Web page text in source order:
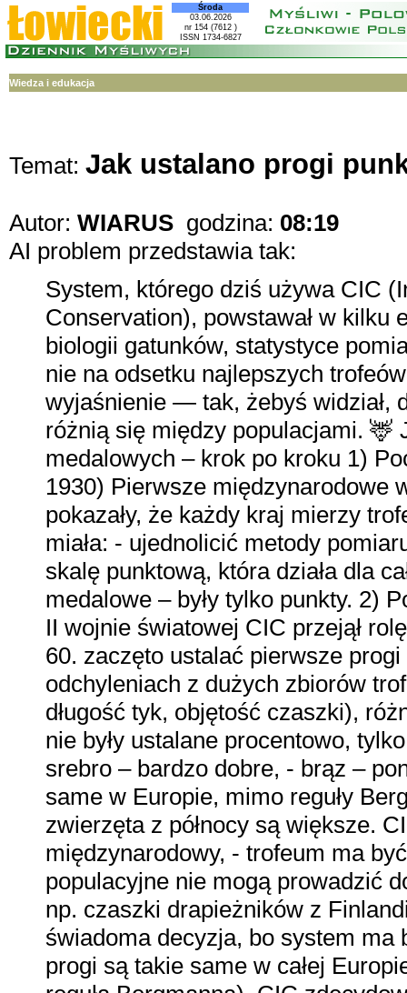
Środa
03.06.2026
nr 154 (7612 )
ISSN 1734-6827
Wiedza i edukacja
Temat: Jak ustalano progi
Autor: WIARUS godzina: 08:19
AI problem przedstawia tak:
System, którego dziś używa CIC
Conservation), powstawał w kilku
biologii gatunków, statystyce
nie na odsetku najlepszych
wyjaśnienie — tak, żebyś widział,
różnią się między populacjami. 🦌
medalowych – krok po kroku 1)
1930) Pierwsze międzynarodowe
pokazały, że każdy kraj mierzy
miała: - ujednolicić metody
skalę punktową, która działa dla
medalowe – były tylko punkty. 2)
II wojnie światowej CIC przejął
60. zaczęto ustalać pierwsze
odchyleniach z dużych zbiorów
długość tyk, objętość czaszki),
nie były ustalane procentowo,
srebro – bardzo dobre, - brąz –
same w Europie, mimo reguły
zwierzęta z północy są większe.
międzynarodowy, - trofeum ma
populacyjne nie mogą prowadzić
np. czaszki drapieżników z
świadoma decyzja, bo system ma
progi są takie same w całej